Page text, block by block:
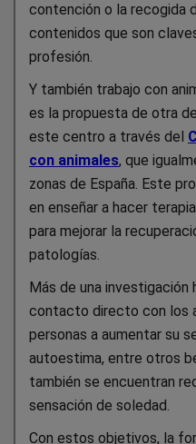
contención o la recogida
contenidos que son
profesión.
Y también trabajo con
es la propuesta de otra
este centro a través del
con animales, que
zonas de España. Este
en enseñar a hacer
para mejorar la
patologías.
Más de una investigación
contacto directo con los
personas a aumentar su
autoestima, entre otros
también se encuentran
sensación de soledad.
Con estos objetivos, la